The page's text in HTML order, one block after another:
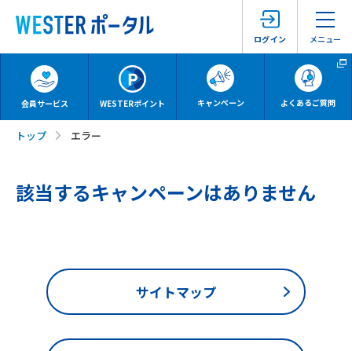
ログイン メニュー
会員サービス WESTERポイント キャンペーン よくあるご質問
トップ エラー
該当するキャンペーンはありません
サイトマップ